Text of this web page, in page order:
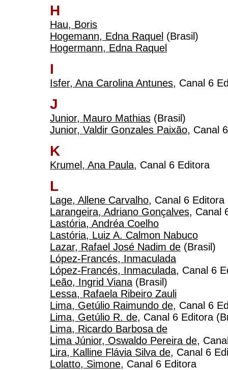
H
Hau, Boris
Hogemann, Edna Raquel (Brasil)
Hogermann, Edna Raquel
I
Isfer, Ana Carolina Antunes, Canal 6
J
Junior, Mauro Mathias (Brasil)
Junior, Valdir Gonzales Paixão, Canal
K
Krumel, Ana Paula, Canal 6 Editora
L
Lage, Allene Carvalho, Canal 6 Editora
Larangeira, Adriano Gonçalves, Canal
Lastória, Andréa Coelho
Lastória, Luiz A. Calmon Nabuco
Lazar, Rafael José Nadim de (Brasil)
López-Francés, Inmaculada
López-Francés, Inmaculada, Canal 6
Leão, Ingrid Viana (Brasil)
Lessa, Rafaela Ribeiro Zauli
Lima, Getúlio Raimundo de, Canal 6
Lima, Getúlio R. de, Canal 6 Editora
Lima, Ricardo Barbosa de
Lima Júnior, Oswaldo Pereira de,
Lira, Kalline Flávia Silva de, Canal 6
Lolatto, Simone, Canal 6 Editora